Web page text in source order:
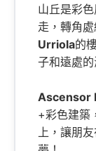
山丘是彩
走，轉角
Urriola的
子和遠處的
Ascensor
+彩色建築
上，讓朋